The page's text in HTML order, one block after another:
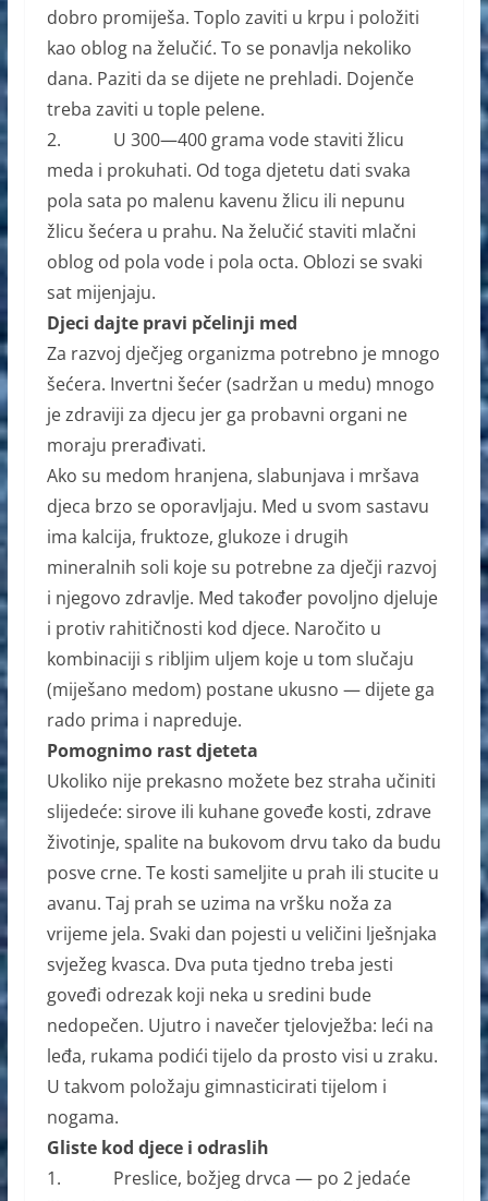
dobro promiješa. Toplo zaviti u krpu i položiti
kao oblog na želučić. To se ponavlja nekoliko
dana. Paziti da se dijete ne prehladi. Dojenče
treba zaviti u tople pelene.
2. U 300—400 grama vode staviti žlicu
meda i prokuhati. Od toga djetetu dati svaka
pola sata po malenu kavenu žlicu ili nepunu
žlicu šećera u prahu. Na želučić staviti mlačni
oblog od pola vode i pola octa. Oblozi se svaki
sat mijenjaju.
Djeci dajte pravi pčelinji med
Za razvoj dječjeg organizma potrebno je mnogo
šećera. Invertni šećer (sadržan u medu) mnogo
je zdraviji za djecu jer ga probavni organi ne
moraju prerađivati.
Ako su medom hranjena, slabunjava i mršava
djeca brzo se oporavljaju. Med u svom sastavu
ima kalcija, fruktoze, glukoze i drugih
mineralnih soli koje su potrebne za dječji razvoj
i njegovo zdravlje. Med također povoljno djeluje
i protiv rahitičnosti kod djece. Naročito u
kombinaciji s ribljim uljem koje u tom slučaju
(miješano medom) postane ukusno — dijete ga
rado prima i napreduje.
Pomognimo rast djeteta
Ukoliko nije prekasno možete bez straha učiniti
slijedeće: sirove ili kuhane goveđe kosti, zdrave
životinje, spalite na bukovom drvu tako da budu
posve crne. Te kosti sameljite u prah ili stucite u
avanu. Taj prah se uzima na vršku noža za
vrijeme jela. Svaki dan pojesti u veličini lješnjaka
svježeg kvasca. Dva puta tjedno treba jesti
goveđi odrezak koji neka u sredini bude
nedopečen. Ujutro i navečer tjelovježba: leći na
leđa, rukama podići tijelo da prosto visi u zraku.
U takvom položaju gimnasticirati tijelom i
nogama.
Gliste kod djece i odraslih
1. Preslice, božjeg drvca — po 2 jedaće